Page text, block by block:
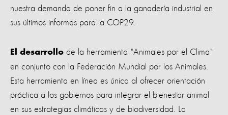
nuestra demanda de poner fin a la ganadería industrial en
sus últimos informes para la COP29.
El desarrollo de la herramienta "Animales por el Clima"
en conjunto con la Federación Mundial por los Animales.
Esta herramienta en línea es única al ofrecer orientación
práctica a los gobiernos para integrar el bienestar animal
en sus estrategias climáticas y de biodiversidad. La